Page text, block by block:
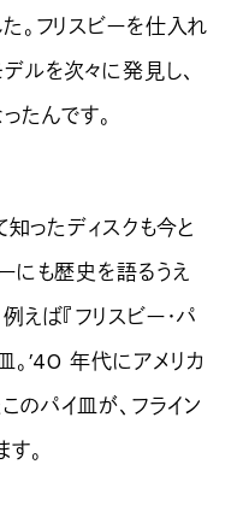
。フリスビーを仕入れ
ルを次々に発見し、
たんです。
ったディスクも今と
にも歴史を語るうえ
えば『フリスビー・パ
。’40 年代にアメリカ
パイ皿が、フライン
。